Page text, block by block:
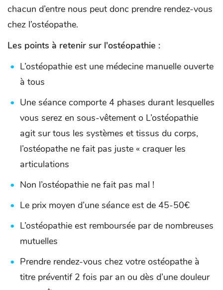
chacun d’entre nous peut donc prendre rendez-vous
chez l’ostéopathe.
Les points à retenir sur l'ostéopathie :
L’ostéopathie est une médecine manuelle ouverte
à tous
Une séance comporte 4 phases durant lesquelles
vous serez en sous-vêtement o L’ostéopathie
agit sur tous les systèmes et tissus du corps,
l’ostéopathe ne fait pas juste « craquer les
articulations
Non l’ostéopathie ne fait pas mal !
Le prix moyen d’une séance est de 45-50€
L’ostéopathie est remboursée par de nombreuses
mutuelles
Prendre rendez-vous chez votre ostéopathe à
titre préventif 2 fois par an ou dès d’une douleur